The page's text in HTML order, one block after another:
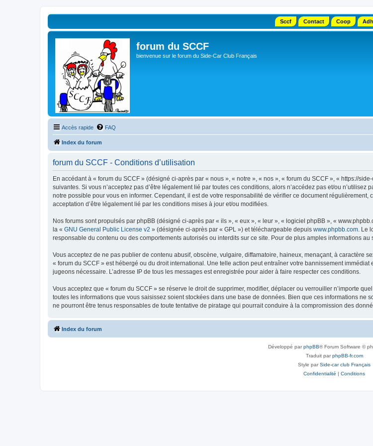
Sccf Contact Coop
forum du SCCF
bienvenue sur le forum du Side-Car Club Français
Accès rapide FAQ
Index du forum
forum du SCCF - Conditions d’utilisation
En accédant à « forum du SCCF » (désigné ci-après par « nous », « notre », « nos », « forum du SCCF », « https://
suivantes. Si vous n’acceptez pas d’être légalement lié par toutes ces conditions, alors n’accédez pas et/ou
notre possible pour vous en informer. Cependant, il est de votre responsabilité de vérifier ce document
acceptation d’être légalement lié par les conditions mises à jour et/ou modifiées.
Nos forums sont propulsés par phpBB (désigné ci-après par « ils », « eux », « leur », « logiciel phpBB », «
la « GNU General Public License v2 » (désignée ci-après par « GPL ») et téléchargeable depuis www.phpbb.com. Le
responsable du contenu ou des comportements autorisés ou interdits sur ce site. Pour de plus amples informations
Vous acceptez de ne pas publier de contenu abusif, obscène, vulgaire, diffamatoire, haineux, menaçant, à caractère
« forum du SCCF » est hébergé ou du droit international. Une telle action peut entraîner votre bannissement
jugeons nécessaire. L’adresse IP de tous les messages est enregistrée pour aider à faire respecter ces conditions.
Vous acceptez que « forum du SCCF » se réserve le droit de supprimer, modifier, déplacer ou verrouiller n’importe
toutes les informations que vous saisissez soient stockées dans une base de données. Bien que ces informations ne
ne pourront être tenus responsables de toute tentative de piratage qui pourrait conduire à la compromission des
Index du forum
Développé parphpBB® Forum Software ©
Traduit parphpBB-fr.com
Style parSide-car club Français
Confidentialité | Conditions